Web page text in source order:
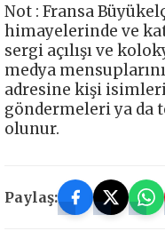
Not : Fransa
himayelerinde ve
sergi açılışı ve
medya
adresine kişi
göndermeleri ya da
olunur.
Paylaş: